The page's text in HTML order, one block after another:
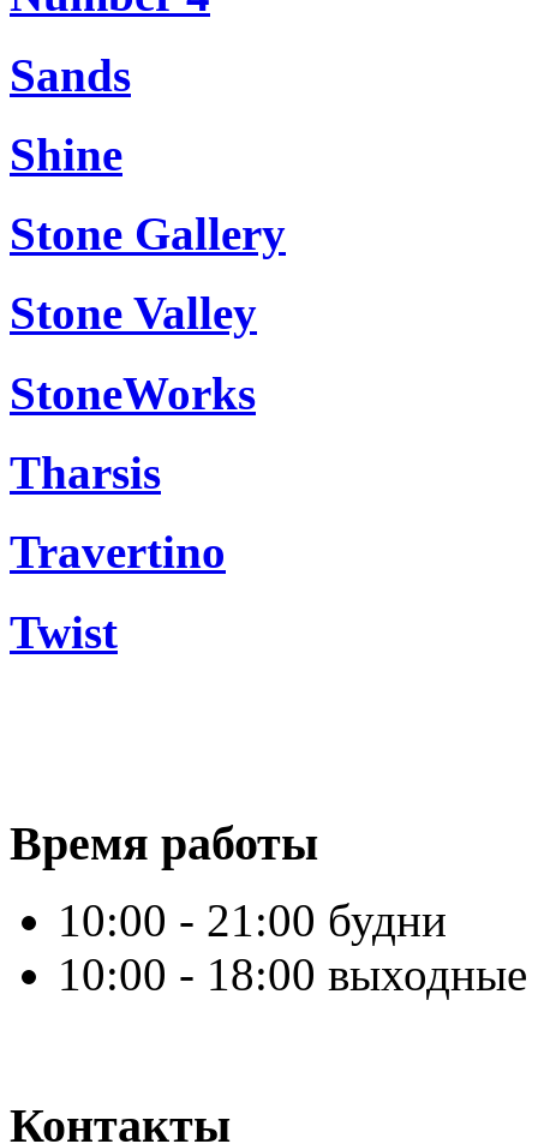
Sands
Shine
Stone Gallery
Stone Valley
StoneWorks
Tharsis
Travertino
Twist
Время работы
10:00 - 21:00 будни
10:00 - 18:00 выходные
Контакты